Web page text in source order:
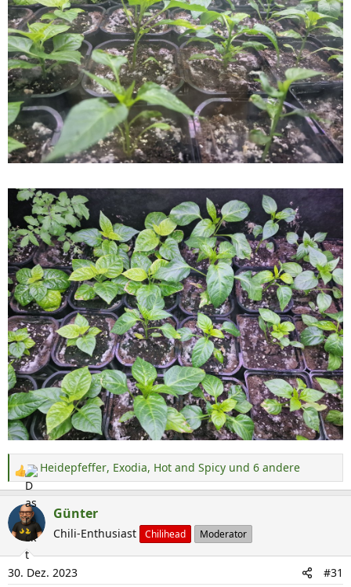
R
e
a
k
t
i
o
Heidepfeffer, Exodia, Hot and Spicy und 6 andere
Günter
Chili-Enthusiast Chilihead Moderator
30. Dez. 2023 #31